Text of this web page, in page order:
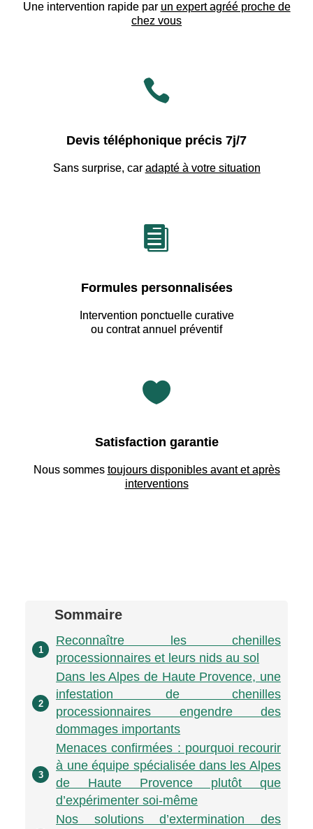
Une intervention rapide par un expert agréé proche de
chez vous

Devis téléphonique précis 7j/7
Sans surprise, car adapté à votre situation

Formules personnalisées
Intervention ponctuelle curative
ou contrat annuel préventif

Satisfaction garantie
Nous sommes toujours disponibles avant et après
interventions
Sommaire
1
Reconnaître les chenilles
processionnaires et leurs nids au sol
2
Dans les Alpes de Haute Provence, une
infestation de chenilles
processionnaires engendre des
dommages importants
3
Menaces confirmées : pourquoi recourir
à une équipe spécialisée dans les Alpes
de Haute Provence plutôt que
d’expérimenter soi-même
Nos solutions d’extermination des